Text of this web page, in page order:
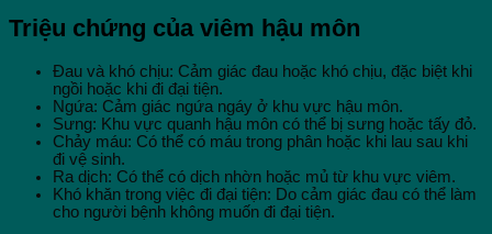
Triệu chứng của viêm hậu môn
Đau và khó chịu: Cảm giác đau hoặc khó chịu, đặc biệt khi
ngồi hoặc khi đi đại tiện.
Ngứa: Cảm giác ngứa ngáy ở khu vực hậu môn.
Sưng: Khu vực quanh hậu môn có thể bị sưng hoặc tấy đỏ.
Chảy máu: Có thể có máu trong phân hoặc khi lau sau khi
đi vệ sinh.
Ra dịch: Có thể có dịch nhờn hoặc mủ từ khu vực viêm.
Khó khăn trong việc đi đại tiện: Do cảm giác đau có thể làm
cho người bệnh không muốn đi đại tiện.